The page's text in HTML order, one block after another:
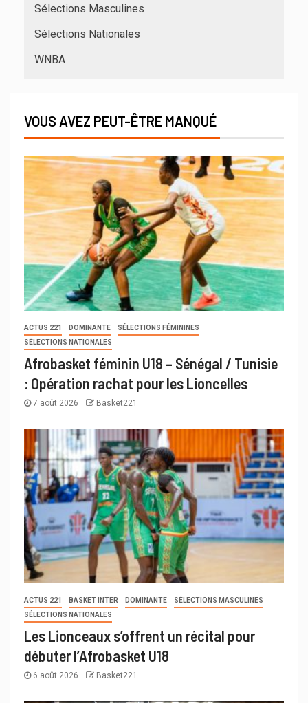
Sélections Masculines
Sélections Nationales
WNBA
VOUS AVEZ PEUT-ÊTRE MANQUÉ
ACTUS 221 DOMINANTE
SÉLECTIONS FÉMININES
SÉLECTIONS NATIONALES
Afrobasket féminin U18 – Sénégal / Tunisie
: Opération rachat pour les Lioncelles
7 août 2026 Basket221
ACTUS 221 BASKET INTER DOMINANTE
SÉLECTIONS MASCULINES
SÉLECTIONS NATIONALES
Les Lionceaux s’offrent un récital pour
débuter l’Afrobasket U18
6 août 2026 Basket221